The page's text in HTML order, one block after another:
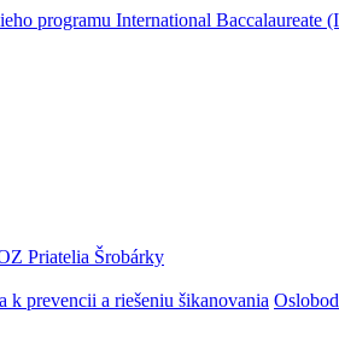
Priatelia Šrobárky
k prevencii a riešeniu šikanovania